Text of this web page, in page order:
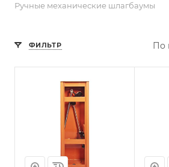
Ручные механические шлагбаумы
ФИЛЬТР